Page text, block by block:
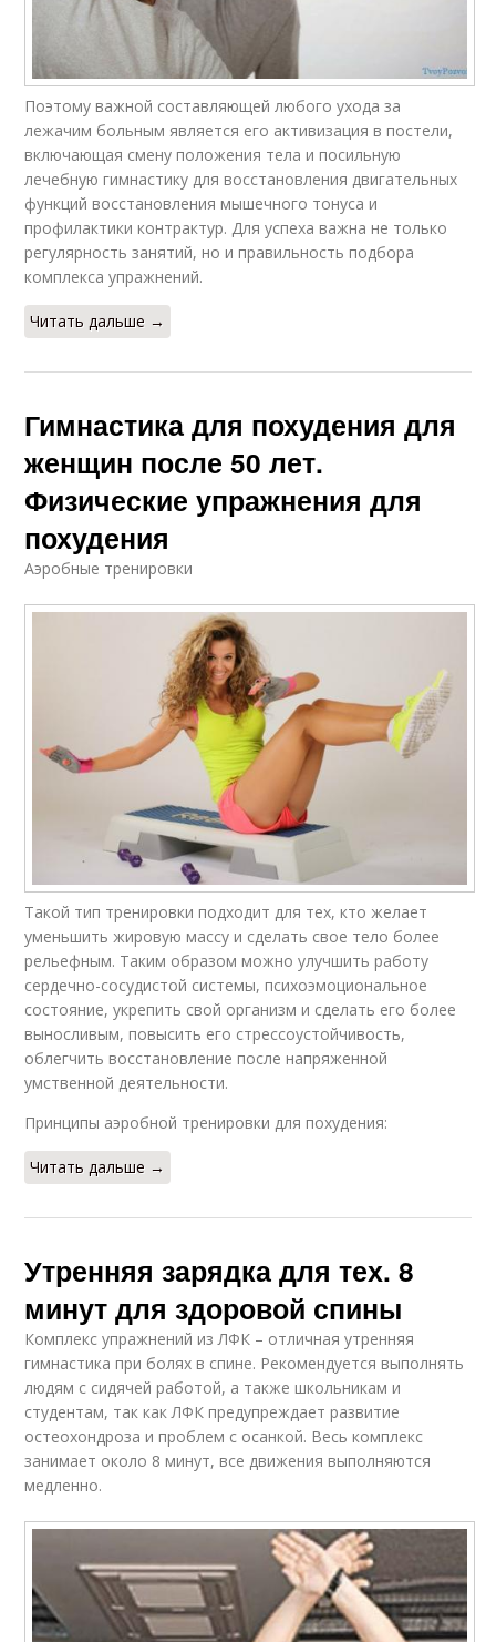
Поэтому важной составляющей любого ухода за
лежачим больным является его активизация в постели,
включающая смену положения тела и посильную
лечебную гимнастику для восстановления двигательных
функций восстановления мышечного тонуса и
профилактики контрактур. Для успеха важна не только
регулярность занятий, но и правильность подбора
комплекса упражнений.
Читать дальше →
Гимнастика для похудения для
женщин после 50 лет.
Физические упражнения для
похудения
Аэробные тренировки
Такой тип тренировки подходит для тех, кто желает
уменьшить жировую массу и сделать свое тело более
рельефным. Таким образом можно улучшить работу
сердечно-сосудистой системы, психоэмоциональное
состояние, укрепить свой организм и сделать его более
выносливым, повысить его стрессоустойчивость,
облегчить восстановление после напряженной
умственной деятельности.
Принципы аэробной тренировки для похудения:
Читать дальше →
Утренняя зарядка для тех. 8
минут для здоровой спины
Комплекс упражнений из ЛФК – отличная утренняя
гимнастика при болях в спине. Рекомендуется выполнять
людям с сидячей работой, а также школьникам и
студентам, так как ЛФК предупреждает развитие
остеохондроза и проблем с осанкой. Весь комплекс
занимает около 8 минут, все движения выполняются
медленно.